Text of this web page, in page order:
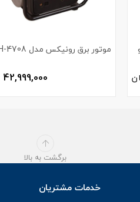
موتور برق رونیکس مدل RH-4708
42,999,000
برگشت به بالا
خدمات مشتریان